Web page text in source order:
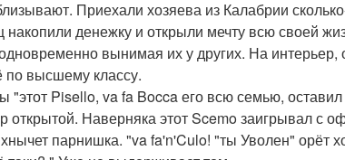
Приехали хозяева из Калабрии
денежку и открыли мечту всю своей
вынимая их у других. На интерьер,
по высшему классу.
"этот Pisello, va fa Bocca его всю семью,
открытой. Наверняка этот Scemo заигрывал с
парнишка. "va fa'n'Culo! "ты Уволен" орёт